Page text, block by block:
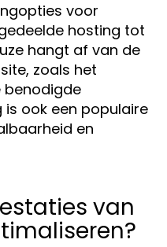
voor
hosting tot
hangt af van de
zoals het
benodigde
ook een populaire
en
van